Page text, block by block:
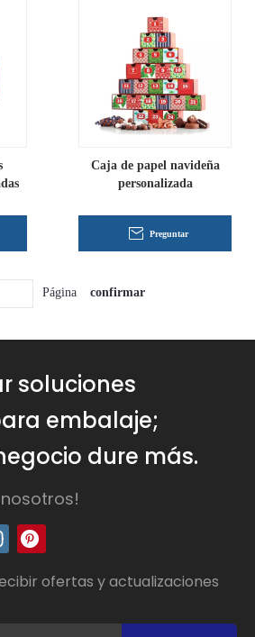
Caja de papel navideña
personalizada
Preguntar
Página confirmar
soluciones
embalaje;
dure más.
ofertas y actualizaciones